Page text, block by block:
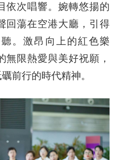
依次唱響。婉轉悠揚的
回蕩在空港大廳，引得
。激昂向上的紅色樂
無限熱愛與美好祝願，
前行的時代精神。